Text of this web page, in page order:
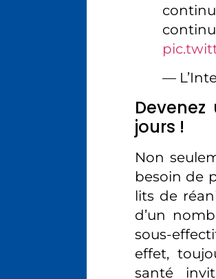
—
jours !
Non
besoin de
lits de
d’un
sous-
effet,
santé